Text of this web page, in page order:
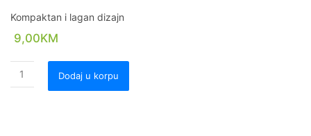
Kompaktan i lagan dizajn
9,00KM
Dodaj u korpu